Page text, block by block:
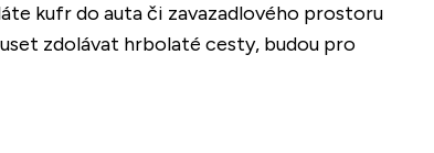
kufr do auta či zavazadlového prostoru
zdolávat hrbolaté cesty, budou pro